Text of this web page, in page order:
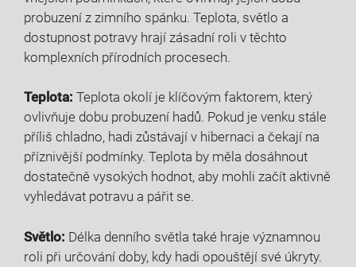
probuzení z zimního spánku. Teplota, světlo a
dostupnost potravy hrají zásadní roli v těchto
komplexních přírodních procesech.
Teplota: Teplota okolí je klíčovým faktorem, který
ovlivňuje dobu probuzení hadů. Pokud je venku stále
příliš chladno, hadi zůstávají v hibernaci a čekají na
příznivější podmínky. Teplota by měla dosáhnout
dostatečně vysokých hodnot, aby mohli začít aktivně
vyhledávat potravu a pářit se.
Světlo: Délka denního světla také hraje významnou
roli při určování doby, kdy hadi opouštějí své úkryty.